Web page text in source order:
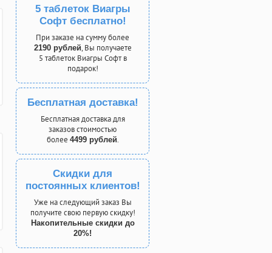
5 таблеток Виагры
Софт бесплатно!
При заказе на сумму более
2190 рублей, Вы получаете
5 таблеток Виагры Софт в
подарок!
Бесплатная доставка!
Бесплатная доставка для
заказов стоимостью
более 4499 рублей.
Скидки для
постоянных клиентов!
Уже на следующий заказ Вы
получите свою первую скидку!
Накопительные скидки до
20%!